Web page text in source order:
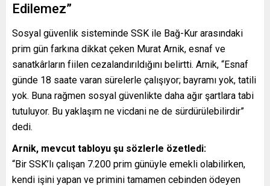
Edilemez”
Sosyal güvenlik sisteminde SSK ile Bağ-Kur arasındaki
prim gün farkına dikkat çeken Murat Arnik, esnaf ve
sanatkârların fiilen cezalandırıldığını belirtti. Arnik, “Esnaf
günde 18 saate varan sürelerle çalışıyor; bayramı yok, tatili
yok. Buna rağmen sosyal güvenlikte daha ağır şartlara tabi
tutuluyor. Bu yaklaşım ne vicdani ne de sürdürülebilirdir”
dedi.
Arnik, mevcut tabloyu şu sözlerle özetledi:
“Bir SSK’lı çalışan 7.200 prim günüyle emekli olabilirken,
kendi işini yapan ve primini tamamen cebinden ödeyen